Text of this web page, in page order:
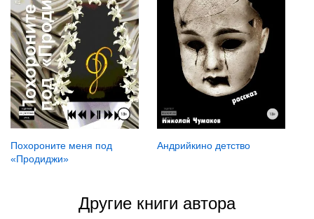
Похороните меня под
«Продиджи»
Андрийкино детство
Другие книги автора